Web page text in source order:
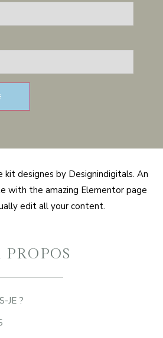
designes by Designindigitals. An
with the amazing Elementor page
edit all your content.
PROPOS
JE ?